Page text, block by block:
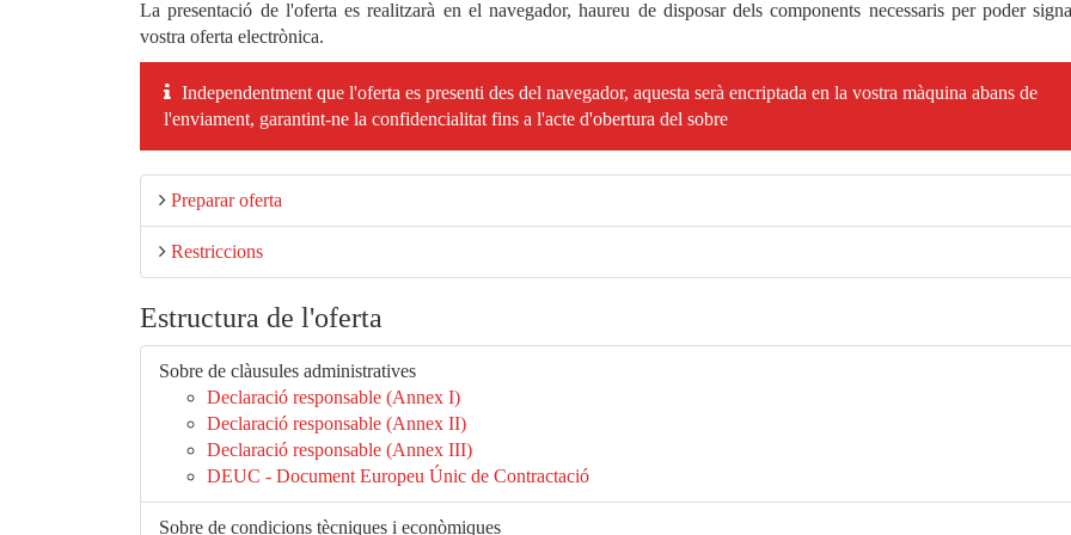
La presentació de l'oferta es realitzarà en el navegador, haureu de disposar dels components necessaris per poder
vostra oferta electrònica.
Independentment que l'oferta es presenti des del navegador, aquesta serà encriptada en la vostra màquina abans de
l'enviament, garantint-ne la confidencialitat fins a l'acte d'obertura del sobre
Preparar oferta
Restriccions
Estructura de l'oferta
Sobre de clàusules administratives
Declaració responsable (Annex I)
Declaració responsable (Annex II)
Declaració responsable (Annex III)
DEUC - Document Europeu Únic de Contractació
Sobre de condicions tècniques i econòmiques